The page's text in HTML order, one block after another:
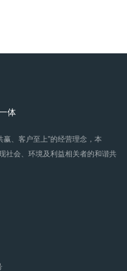
内容
体
、客户至上”的经营理念，本
社会、环境及利益相关者的和谐共